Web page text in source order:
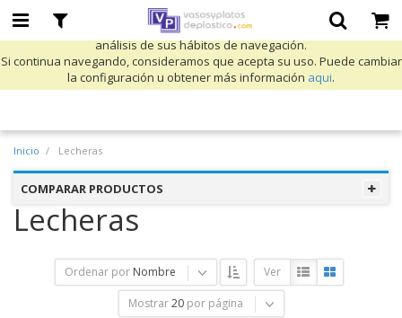
Utilizamos cookies propias y de terceros para mejorar nuestros servicios
y mostrarle publicidad relacionada con sus preferencias mediante el
análisis de sus hábitos de navegación.
Si continua navegando, consideramos que acepta su uso. Puede cambiar
la configuración u obtener más información aqui.
Inicio Lecheras
COMPARAR PRODUCTOS
Lecheras
Ordenar por Nombre Ver
Mostrar 20 por página